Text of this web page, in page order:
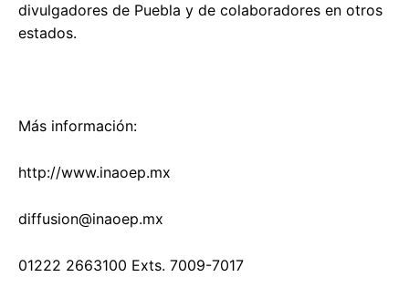
divulgadores de Puebla y de colaboradores en otros
estados.
Más información:
http://www.inaoep.mx
diffusion@inaoep.mx
01222 2663100 Exts. 7009-7017